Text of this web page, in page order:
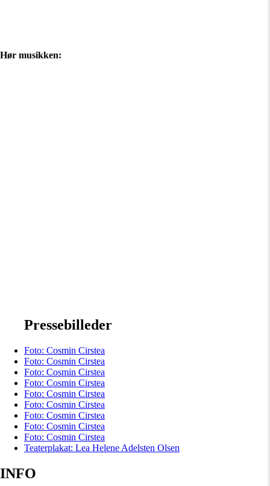
Hør musikken:
Pressebilleder
Foto: Cosmin Cirstea
Foto: Cosmin Cirstea
Foto: Cosmin Cirstea
Foto: Cosmin Cirstea
Foto: Cosmin Cirstea
Foto: Cosmin Cirstea
Foto: Cosmin Cirstea
Foto: Cosmin Cirstea
Foto: Cosmin Cirstea
Teaterplakat: Lea Helene Adelsten Olsen
INFO